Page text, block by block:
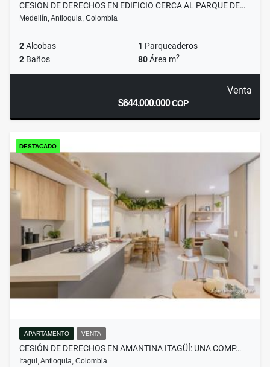
CESION DE DERECHOS EN EDIFICIO CERCA AL PARQUE DE…
Medellín, Antioquia, Colombia
2Alcobas 1 Parqueaderos
2 Baños 80Área m2
Venta
$644.000.000COP
DESTACADO
APARTAMENTO VENTA
CESIÓN DE DERECHOS EN AMANTINA ITAGÜÍ: UNA COMP…
Itagui, Antioquia, Colombia